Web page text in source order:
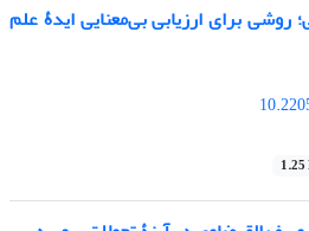
روشی برای ارزیابی بی‌معنایی ایدۀ علم